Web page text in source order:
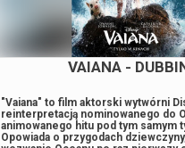
VAIANA -
"Vaiana" to film aktorski wytwórni
reinterpretacją nominowanego do
animowanego hitu pod tym samym
Opowiada o przygodach